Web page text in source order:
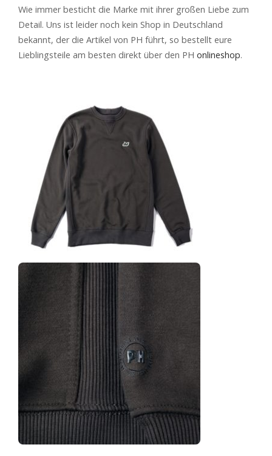
Wie immer besticht die Marke mit ihrer großen Liebe zum
Detail. Uns ist leider noch kein Shop in Deutschland
bekannt, der die Artikel von PH führt, so bestellt eure
Lieblingsteile am besten direkt über den PH onlineshop.